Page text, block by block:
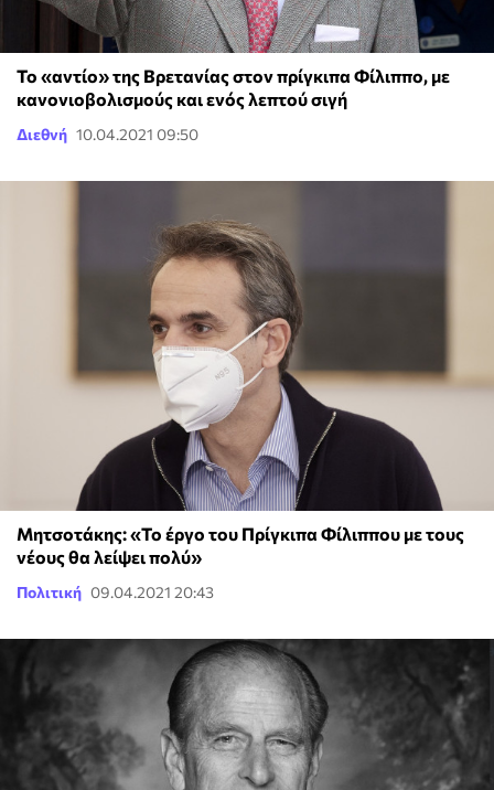
Το «αντίο» της Βρετανίας στον πρίγκιπα Φίλιππο, με
κανονιοβολισμούς και ενός λεπτού σιγή
Διεθνή 10.04.2021 09:50
Μητσοτάκης: «Το έργο του Πρίγκιπα Φίλιππου με τους
νέους θα λείψει πολύ»
Πολιτική 09.04.2021 20:43